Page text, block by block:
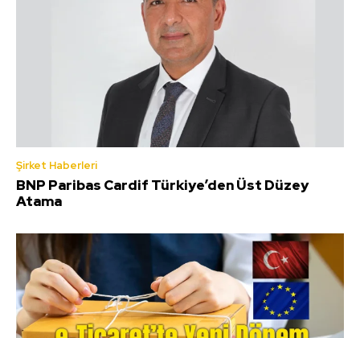
Şirket Haberleri
BNP Paribas Cardif Türkiye’den Üst Düzey
Atama